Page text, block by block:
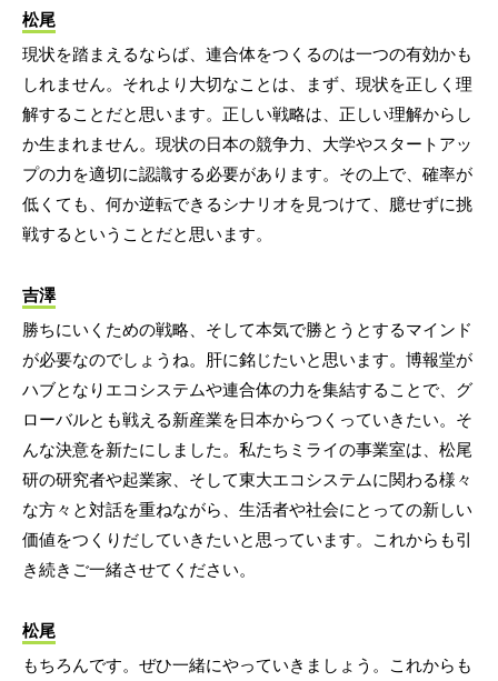
松尾
現状を踏まえるならば、連合体をつくるのは一つの有効かも
しれません。それより大切なことは、まず、現状を正しく理
解することだと思います。正しい戦略は、正しい理解からし
か生まれません。現状の日本の競争力、大学やスタートアッ
プの力を適切に認識する必要があります。その上で、確率が
低くても、何か逆転できるシナリオを見つけて、臆せずに挑
戦するということだと思います。
吉澤
勝ちにいくための戦略、そして本気で勝とうとするマインド
が必要なのでしょうね。肝に銘じたいと思います。博報堂が
ハブとなりエコシステムや連合体の力を集結することで、グ
ローバルとも戦える新産業を日本からつくっていきたい。そ
んな決意を新たにしました。私たちミライの事業室は、松尾
研の研究者や起業家、そして東大エコシステムに関わる様々
な方々と対話を重ねながら、生活者や社会にとっての新しい
価値をつくりだしていきたいと思っています。これからも引
き続きご一緒させてください。
松尾
もちろんです。ぜひ一緒にやっていきましょう。これからも